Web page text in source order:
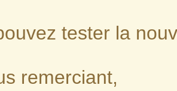
tester la
remerciant,